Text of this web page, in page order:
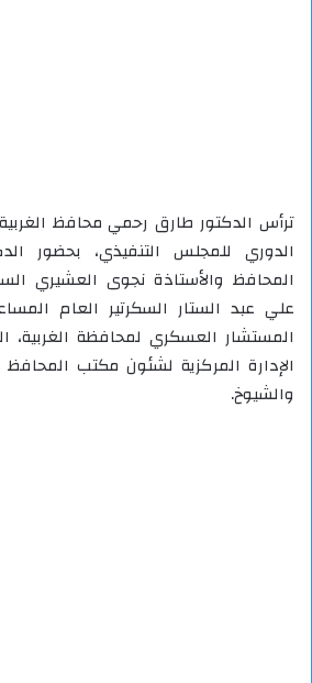
ترأس الدكتور طارق رحمي محافظ
الدوري للمجلس التنفيذي، بحضور
المحافظ والأستاذة نجوى العشيري
علي عبد الستار السكرتير العام
المستشار العسكري لمحافظة الغربية،
الإدارة المركزية لشئون مكتب
والشيوخ.